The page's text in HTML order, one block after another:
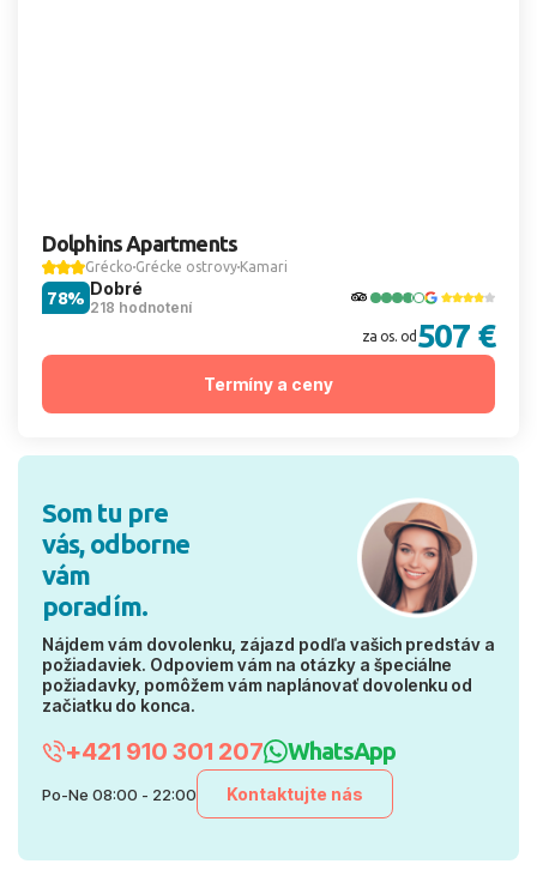
Dolphins Apartments
Grécko Grécke ostrovy Kamari
Dobré
218 hodnotení
78%
za os. od 507 €
Termíny a ceny
Som tu pre
vás, odborne
vám
poradím.
Nájdem vám dovolenku, zájazd podľa vašich predstáv a
požiadaviek. Odpoviem vám na otázky a špeciálne
požiadavky, pomôžem vám naplánovať dovolenku od
začiatku do konca.
+421 910 301 207 WhatsApp
Po-Ne 08:00 - 22:00 Kontaktujte nás